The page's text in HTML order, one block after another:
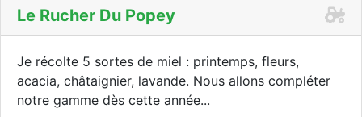
Le Rucher Du Popey
Je récolte 5 sortes de miel : printemps, fleurs,
acacia, châtaignier, lavande. Nous allons compléter
notre gamme dès cette année...